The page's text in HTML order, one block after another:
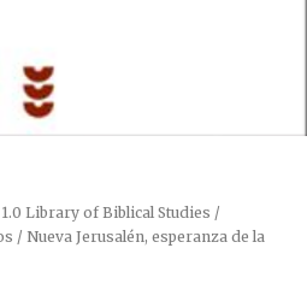
1.0 Library of Biblical Studies /
/ Nueva Jerusalén, esperanza de la